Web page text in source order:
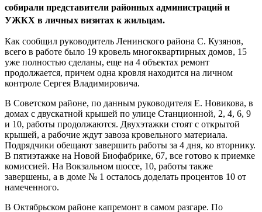
собирали представители районных администраций и
УЖКХ в личных визитах к жильцам.
Как сообщил руководитель Ленинского района С. Кузянов,
всего в работе было 19 кровель многоквартирных домов, 15
уже полностью сделаны, еще на 4 объектах ремонт
продолжается, причем одна кровля находится на личном
контроле Сергея Владимировича.
В Советском районе, по данным руководителя Е. Новикова, в
домах с двускатной крышей по улице Станционной, 2, 4, 6, 9
и 10, работы продолжаются. Двухэтажки стоят с открытой
крышей, а рабочие ждут завоза кровельного материала.
Подрядчики обещают завершить работы за 4 дня, ко вторнику.
В пятиэтажке на Новой Биофабрике, 67, все готово к приемке
комиссией. На Вокзальном шоссе, 10, работы также
завершены, а в доме № 1 осталось доделать процентов 10 от
намеченного.
В Октябрьском районе капремонт в самом разгаре. По